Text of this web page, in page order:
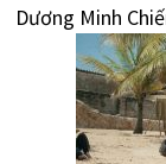
Dương Minh